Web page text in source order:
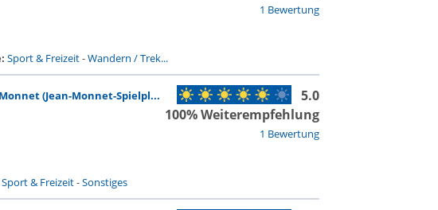
1 Bewertung
Sport & Freizeit-Wandern / Trek...
(Jean-Monnet-Spielpl...
1 Bewertung
5.0
100% Weiterempfehlung
Sport & Freizeit-Sonstiges